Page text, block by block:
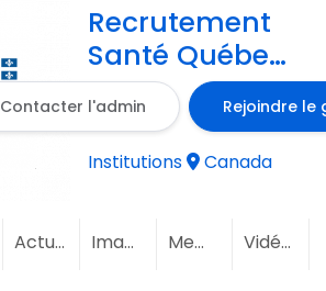
Recrutement
Santé Québec
- toutes les
régions du
Québec
Contacter l'admin Rejoindre le
Institutions Canada
Actualités Images Membres (2)Vidéos